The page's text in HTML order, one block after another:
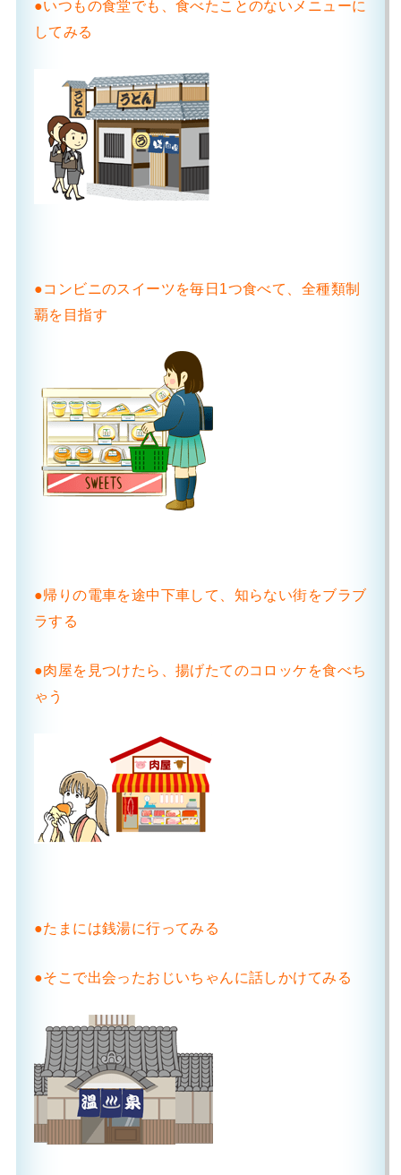
●いつもの食堂でも、食べたことのないメニューに
してみる
●コンビニのスイーツを毎日1つ食べて、全種類制
覇を目指す
●帰りの電車を途中下車して、知らない街をブラブ
ラする
●肉屋を見つけたら、揚げたてのコロッケを食べち
ゃう
●たまには銭湯に行ってみる
●そこで出会ったおじいちゃんに話しかけてみる